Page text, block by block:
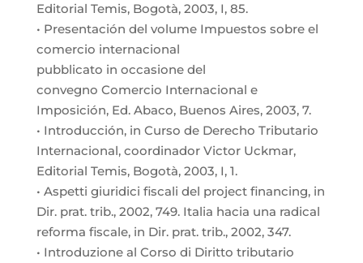
Editorial Temis, Bogotà, 2003, I, 85.
• Presentación del volume Impuestos sobre el
comercio internacional
pubblicato in occasione del
convegno Comercio Internacional e
Imposición, Ed. Abaco, Buenos Aires, 2003, 7.
• Introducción, in Curso de Derecho Tributario
Internacional, coordinador Victor Uckmar,
Editorial Temis, Bogotà, 2003, I, 1.
• Aspetti giuridici fiscali del project financing, in
Dir. prat. trib., 2002, 749. Italia hacia una radical
reforma fiscale, in Dir. prat. trib., 2002, 347.
• Introduzione al Corso di Diritto tributario